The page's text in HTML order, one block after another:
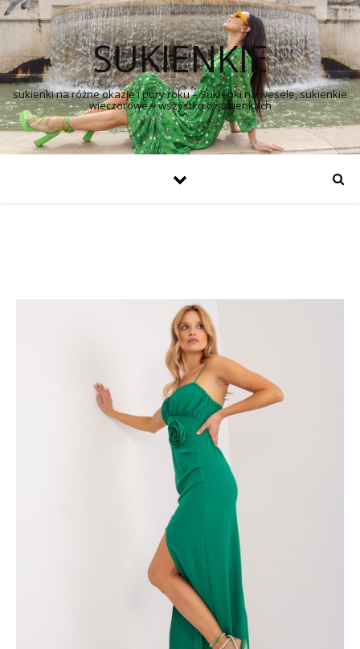
SUKIENKIE
sukienki na różne okazje i pory roku – Sukienki na wesele, sukienkie
wieczorowe – wszystko o sukienkach